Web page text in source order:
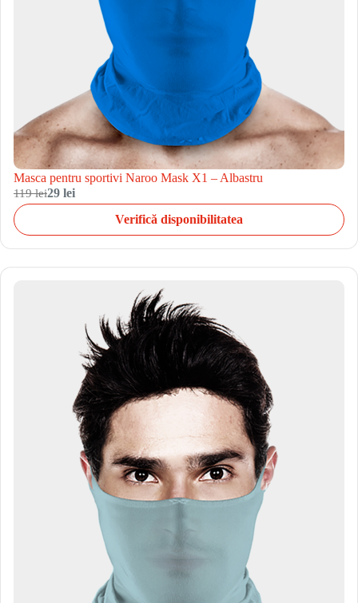
Masca pentru sportivi Naroo Mask X1 – Albastru
119 lei29 lei
Verifică disponibilitatea